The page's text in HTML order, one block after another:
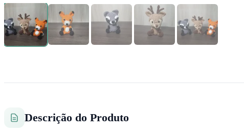
Descrição do Produto